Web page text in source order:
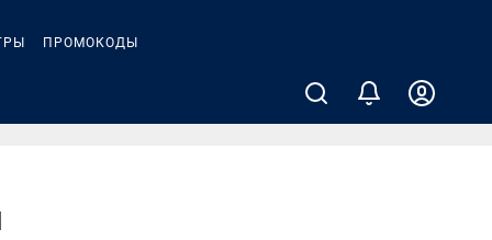
ПРОМОКОДЫ